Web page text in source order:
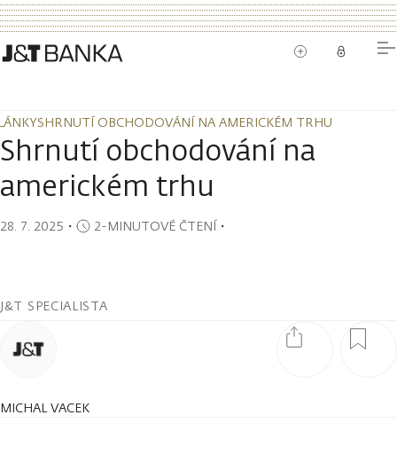
SHRNUTÍ OBCHODOVÁNÍ NA AMERICKÉM TRHU
SHRNUTÍ OBCHODOVÁNÍ NA AMERICKÉM TRHU
Shrnutí obchodování na
americkém trhu
28. 7. 2025 ・ 2-MINUTOVÉ ČTENÍ・
J&T SPECIALISTA
MICHAL VACEK